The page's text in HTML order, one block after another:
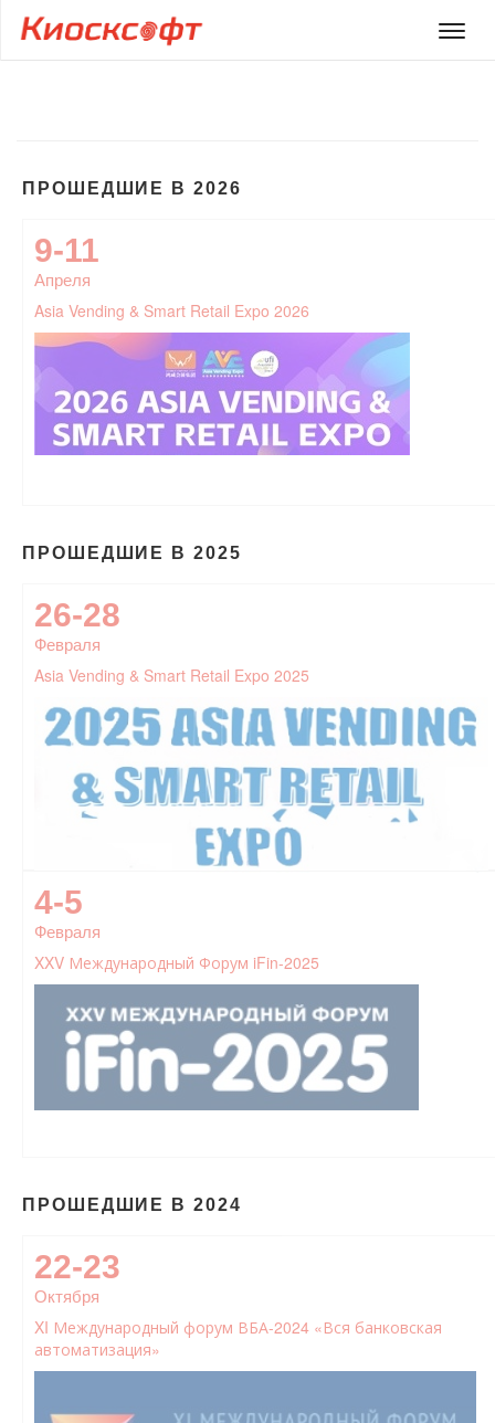
ПРОШЕДШИЕ В 2026
9-11
Апреля
Asia Vending & Smart Retail Expo 2026
ПРОШЕДШИЕ В 2025
26-28
Февраля
Asia Vending & Smart Retail Expo 2025
4-5
Февраля
XXV Международный Форум iFin-2025
ПРОШЕДШИЕ В 2024
22-23
Октября
XI Международный форум ВБА-2024 «Вся банковская
автоматизация»